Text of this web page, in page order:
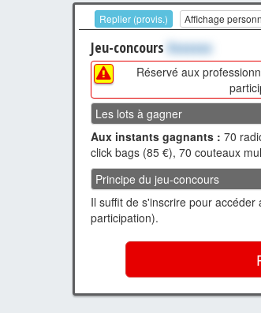
Replier (provis.) Affichage
Jeu-concours Xxxxxxx
Réservé aux
Les lots à gagner
Aux instants gagnants : 70
click bags (85 €), 70 couteaux
Principe du jeu-concours
Il suffit de s'inscrire pour
participation).